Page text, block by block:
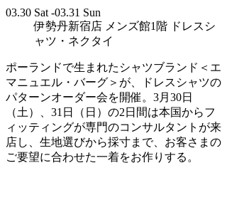
03.30 Sat -03.31 Sun
伊勢丹新宿店 メンズ館1階 ドレスシ
ャツ・ネクタイ
ポーランドで生まれたシャツブランド＜エ
マニュエル・バーグ＞が、ドレスシャツの
パターンオーダー会を開催。3月30日
（土）、31日（日）の2日間は本国からフ
ィッティングが専門のコンサルタントが来
店し、生地選びから採寸まで、お客さまの
ご要望に合わせた一着をお作りする。